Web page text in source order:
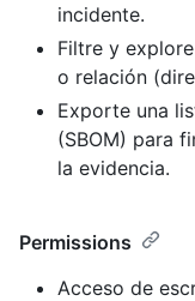
incidente.
Filtre y
o relación
Exporte una
(SBOM) para
la evidencia.
Permissions
Acceso de